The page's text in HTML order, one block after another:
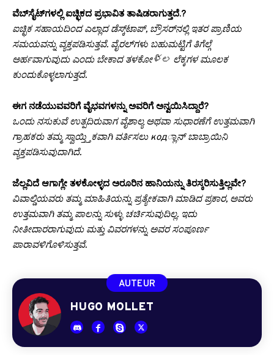
ವೆಬ್‌ಸೈಟ್‌ಗಳಲ್ಲಿ ಐಚ್ಛಿಕದ ಪ್ರಭಾವಿತ ತಾಷಿಡರಾಗುತ್ತದೆ.?
ಐಚ್ಛಿಕ ಸಹಾಯದಿಂದ ಎಲ್ಲಾದ ಡೆಸ್ಕ್‌ಟಾಪ್, ಬ್ರೌಸರ್‌ನಲ್ಲಿ ಇತರ ಪ್ರಾಣಿಯ
ಸಮಯವನ್ನು ವ್ಯಕ್ತಪಡಿಸುತ್ತವೆ. ವೈರಲ್‌ಗಳು ಬಹುಮಟ್ಟಿಗೆ ತಿಗೆಲ್ಗೆ
ಅರ್ಹವಾಗುವುದು ಎಂದು ಬೇಕಾದ ತಳಕೋళ్ల ಲೆಕ್ಕಗಳ ಮೂಲಕ
ಕುಂದುಕೊಳ್ಳಲಾಗುತ್ತದೆ.
ಈಗ ನಡೆಯುವವರಿಗೆ ವೈಭವಗಳನ್ನು ಅವರಿಗೆ ಅನ್ವಯಿಸಿದ್ದಾರೆ?
ಒಂದು ನಸುಕುವೆ ಉತ್ಪದಿರುವಾಗ ವೈಶಾಲ್ಯ ಅಥವಾ ಸುಧಾರಣೆಗೆ ಉತ್ತಮವಾಗಿ
ಗ್ರಾಹಕರು ತಮ್ಮ ಸ್ವಾಯ್ತ್ತಿಕವಾಗಿ ವರ್ತಿಸಲು код್ಲಾನ್ ಬಾಬ್ರಾಯಿನಿ
ವ್ಯಕ್ತಪಡಿಸುವುದಾಗಿದೆ.
ಜೆಲ್ಲವಿದೆ ಆಗಾಗ್ಲೇ ತಳಕೋಳ್ಳದ ಅರೂರಿನ ಹಾನಿಯನ್ನು ತಿರಸ್ಕರಿಸುತ್ತಿಲ್ಲವೇ?
ವಿವಾಲ್ಡಿಯವರು ತಮ್ಮ ಮಾಹಿತಿಯನ್ನು ಪ್ರತ್ಯೇಕವಾಗಿ ಮಾಡಿದ ಪ್ರಕಾರ, ಅವರು
ಉತ್ತಮವಾಗಿ ತಮ್ಮ ಪಾಲನ್ನು ಸುಳ್ಳು ಚರ್ಚಿಸುವುದಿಲ್ಲ. ಇದು
ನೀತೀದಾರರಾಗುವುದು ಮತ್ತು ವಿವರಗಳನ್ನು ಅವರ ಸಂಪೂರ್ಣ
ಪಾರಾವಳಿಗೊಳಿಸುತ್ತವೆ.
AUTEUR
HUGO MOLLET